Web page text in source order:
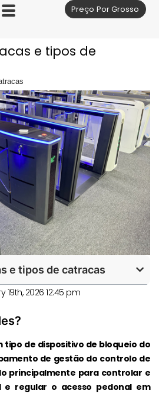
Preço Por Grosso
e tipos de
e tipos de catracas
2026 12:45 pm
tipo de dispositivo de bloqueio do
de gestão do controlo de
principalmente para controlar e
regular o acesso pedonal em